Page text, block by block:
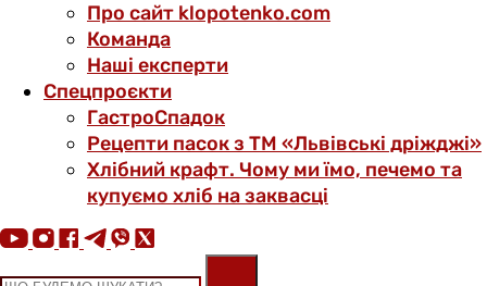
Про сайт klopotenko.com
Команда
Наші експерти
Спецпроєкти
ГастроСпадок
Рецепти пасок з ТМ «Львівські дріжджі»
Хлібний крафт. Чому ми їмо, печемо та
купуємо хліб на заквасці